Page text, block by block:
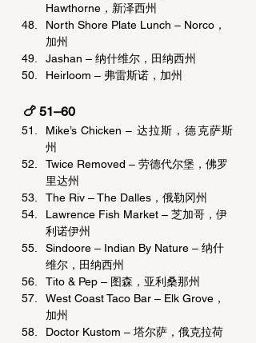
Hawthorne，新泽西州
North Shore Plate Lunch – Norco，
加州
Jashan – 纳什维尔，田纳西州
Heirloom – 弗雷斯诺，加州
🍗 51–60
Mike’s Chicken – 达拉斯，德克萨斯
州
Twice Removed – 劳德代尔堡，佛罗
里达州
The Riv – The Dalles，俄勒冈州
Lawrence Fish Market – 芝加哥，伊
利诺伊州
Sindoore – Indian By Nature – 纳什
维尔，田纳西州
Tito & Pep – 图森，亚利桑那州
West Coast Taco Bar – Elk Grove，
加州
Doctor Kustom – 塔尔萨，俄克拉荷